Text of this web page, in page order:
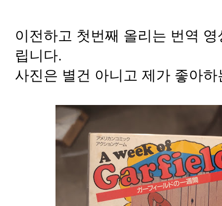
이전하고 첫번째 올리는 번역
립니다.
사진은 별건 아니고 제가 좋아